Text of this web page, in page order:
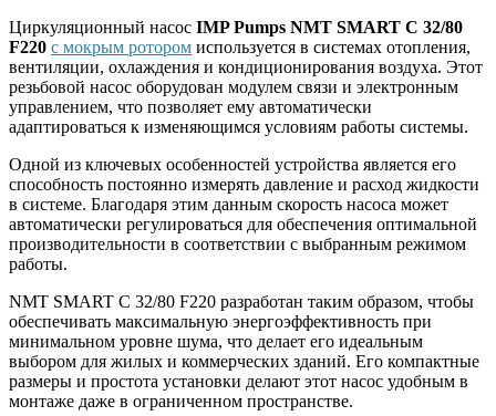
Циркуляционный насос IMP Pumps NMT SMART C 32/80
F220 с мокрым ротором используется в системах отопления,
вентиляции, охлаждения и кондиционирования воздуха. Этот
резьбовой насос оборудован модулем связи и электронным
управлением, что позволяет ему автоматически
адаптироваться к изменяющимся условиям работы системы.
Одной из ключевых особенностей устройства является его
способность постоянно измерять давление и расход жидкости
в системе. Благодаря этим данным скорость насоса может
автоматически регулироваться для обеспечения оптимальной
производительности в соответствии с выбранным режимом
работы.
NMT SMART C 32/80 F220 разработан таким образом, чтобы
обеспечивать максимальную энергоэффективность при
минимальном уровне шума, что делает его идеальным
выбором для жилых и коммерческих зданий. Его компактные
размеры и простота установки делают этот насос удобным в
монтаже даже в ограниченном пространстве.